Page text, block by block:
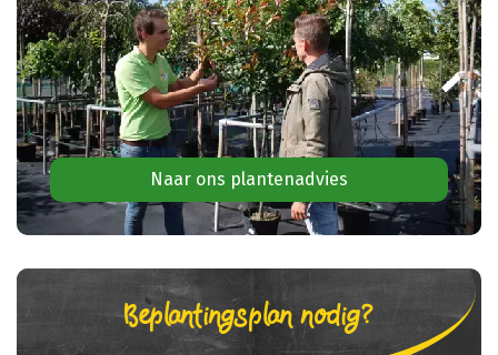
Naar ons plantenadvies
Beplantingsplan nodig?